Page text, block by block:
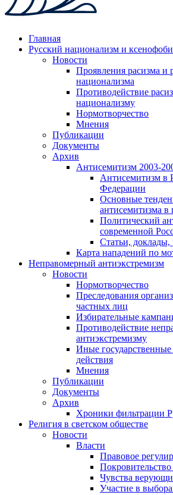
Главная
Русский национализм и
Новости
Проявления расизма и
национализма
Противодействие
национализму
Нормотворчество
Мнения
Публикации
Документы
Архив
Антисемитизм 2003-
Антисемитизм в
Федерации
Основные
антисемитизма в
Политический
современной
Статьи, доклады,
Карта нападений по
Неправомерный антиэкстремизм
Новости
Нормотворчество
Преследования
частных лиц
Избирательные
Противодействие
антиэкстремизму
Иные
действия
Мнения
Публикации
Документы
Архив
Хроники фильтрации
Религия в светском обществе
Новости
Власти
Правовое
Покровительство
Чувства
Участие в